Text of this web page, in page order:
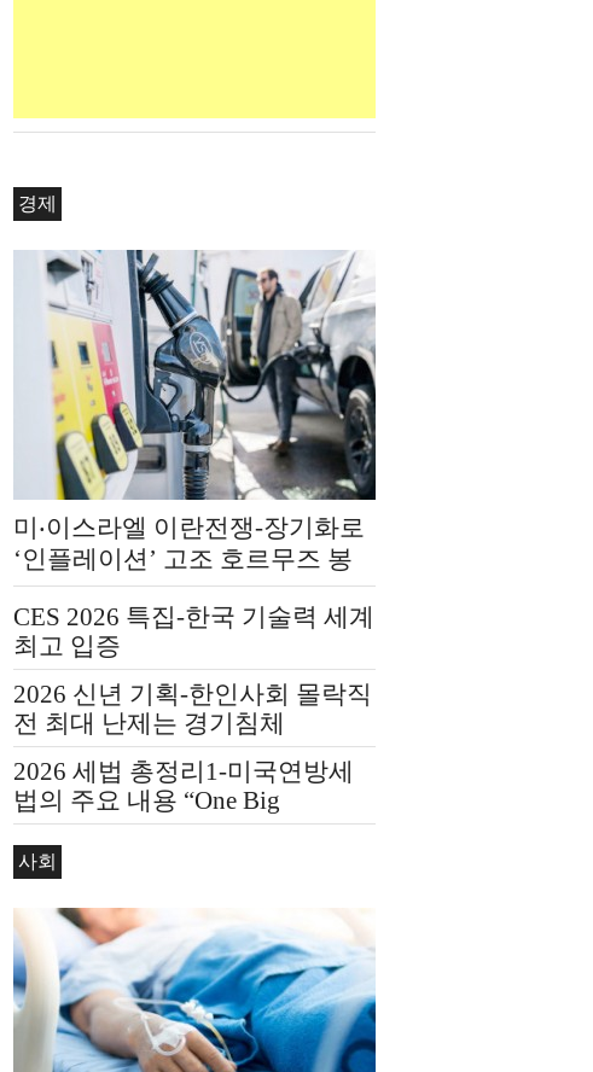
경제
미‧이스라엘 이란전쟁-장기화로
‘인플레이션’ 고조 호르무즈 봉
쇄 ‘에너지 발 복합 쇼크’
CES 2026 특집-한국 기술력 세계
최고 입증
2026 신년 기획-한인사회 몰락직
전 최대 난제는 경기침체
2026 세법 총정리1-미국연방세
법의 주요 내용 “One Big
Beautiful Bill Act(OBBBA)”
사회